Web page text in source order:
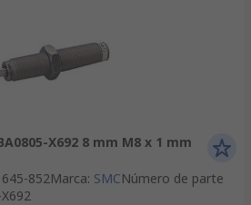
X692 8 mm M8 x 1 mm
645-852Marca: SMCNúmero de parte